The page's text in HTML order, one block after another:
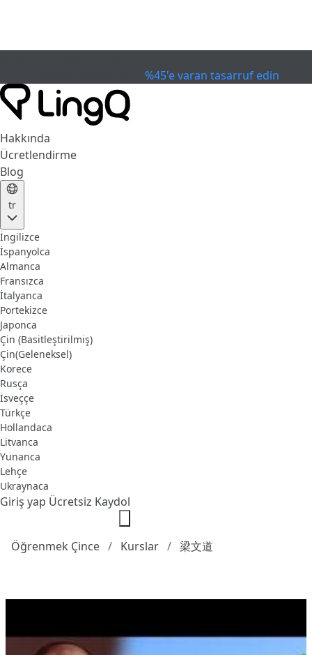
%45'e varan tasarruf edin
Hakkında
Ücretlendirme
Blog
tr
İngilizce
İspanyolca
Almanca
Fransızca
İtalyanca
Portekizce
Japonca
Çin (Basitleştirilmiş)
Çin(Geleneksel)
Korece
Rusça
İsveççe
Türkçe
Hollandaca
Litvanca
Yunanca
Lehçe
Ukraynaca
Giriş yap Ücretsiz Kaydol
Öğrenmek Çince Kurslar 梁文道